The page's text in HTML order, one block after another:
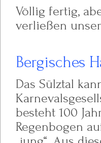
Völlig fertig,
verließen
Bergisches
Das Sülztal
besteht 100
Regenbogen